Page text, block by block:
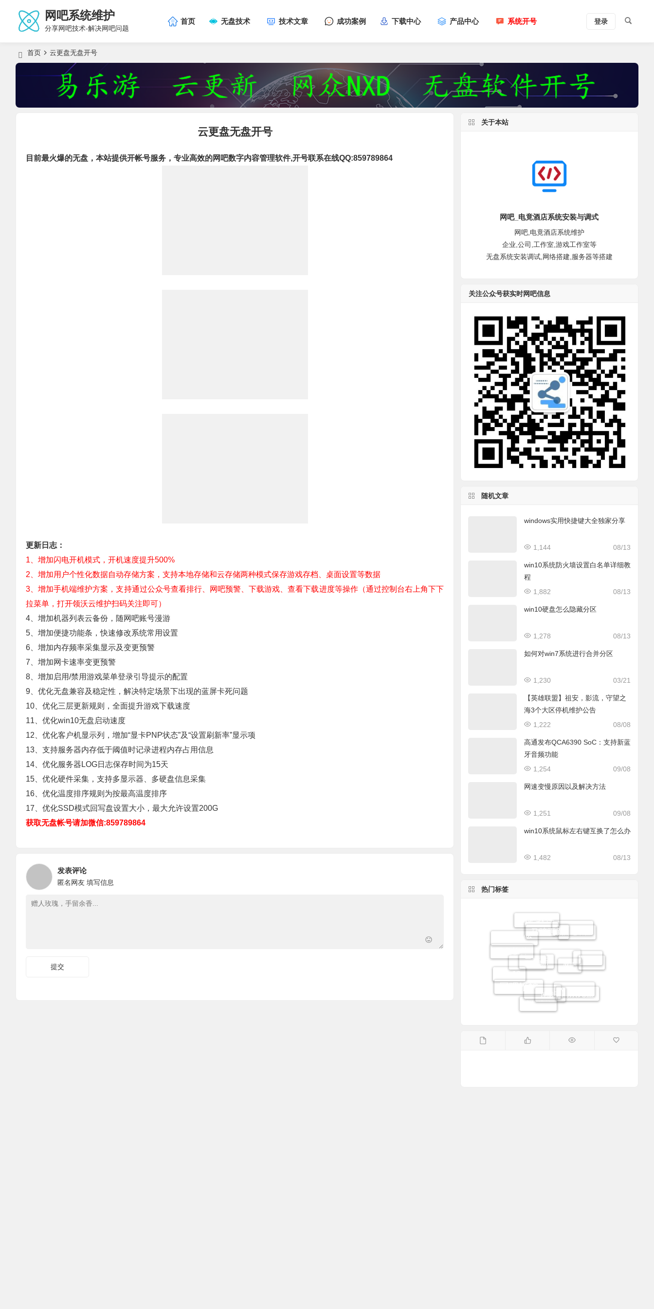
登录
网吧系统维护
分享网吧技术-解决网吧问题
首页 无盘技术 技术文章 成功案例 下载中心 产品中心 系统开号
首页 云更盘无盘开号
云更盘无盘开号
目前最火爆的无盘，本站提供开帐号服务，专业高效的网吧数字内容管理软件,开号联系在线QQ:859789864
更新日志：
1、增加闪电开机模式，开机速度提升500%
2、增加用户个性化数据自动存储方案，支持本地存储和云存储两种模式保存游戏存档、桌面设置等数据
3、增加手机端维护方案，支持通过公众号查看排行、网吧预警、下载游戏、查看下载进度等操作（通过控制台右上角下下
拉菜单，打开领沃云维护扫码关注即可）
4、增加机器列表云备份，随网吧账号漫游
5、增加便捷功能条，快速修改系统常用设置
6、增加内存频率采集显示及变更预警
7、增加网卡速率变更预警
8、增加启用/禁用游戏菜单登录引导提示的配置
9、优化无盘兼容及稳定性，解决特定场景下出现的蓝屏卡死问题
10、优化三层更新规则，全面提升游戏下载速度
11、优化win10无盘启动速度
12、优化客户机显示列，增加“显卡PNP状态”及“设置刷新率”显示项
13、支持服务器内存低于阈值时记录进程内存占用信息
14、优化服务器LOG日志保存时间为15天
15、优化硬件采集，支持多显示器、多硬盘信息采集
16、优化温度排序规则为按最高温度排序
17、优化SSD模式回写盘设置大小，最大允许设置200G
获取无盘帐号请加微信:859789864
发表评论
匿名网友 填写信息
关于本站
网吧_电竟酒店系统安装与调式
网吧,电竟酒店系统维护
企业,公司,工作室,游戏工作室等
无盘系统安装调试,网络搭建,服务器等搭建
关注公众号获实时网吧信息
随机文章
windows实用快捷键大全独家分享
08/13
1,144
win10系统防火墙设置白名单详细教
程
08/13
1,882
win10硬盘怎么隐藏分区
08/13
1,278
如何对win7系统进行合并分区
03/21
1,230
【英雄联盟】祖安，影流，守望之
海3个大区停机维护公告
08/08
1,222
高通发布QCA6390 SoC：支持新蓝
牙音频功能
09/08
1,254
网速变慢原因以及解决方法
09/08
1,251
win10系统鼠标左右键互换了怎么办
08/13
1,482
热门标签
网吧软件
马蹄更新
网吧系统
易乐游
无盘系统
无盘软件云更新 网吧
Win11
Linux无盘
Win10
网吧维护 过滤王
网众无盘
网吧无盘
高恪路由
高恪流控